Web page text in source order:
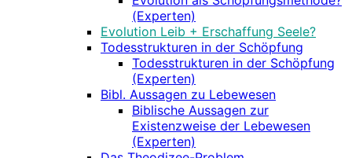
(Experten)
Evolution Leib + Erschaffung Seele?
Todesstrukturen in der Schöpfung
Todesstrukturen in der Schöpfung
(Experten)
Bibl. Aussagen zu Lebewesen
Biblische Aussagen zur
Existenzweise der Lebewesen
(Experten)